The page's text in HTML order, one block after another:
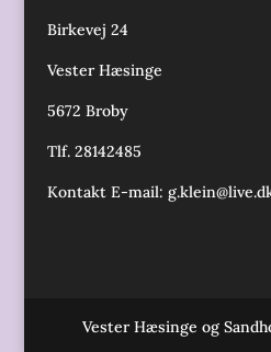
Birkevej 24
Vester Hæsinge
5672 Broby
Tlf. 28142485
Kontakt E-mail:
Vester Hæsinge og